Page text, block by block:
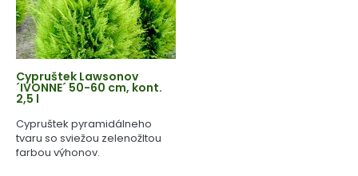
Cypruštek Lawsonov
´IVONNE´ 50-60 cm, kont.
2,5 l
Cypruštek pyramidálneho
tvaru so sviežou zelenožltou
farbou výhonov.